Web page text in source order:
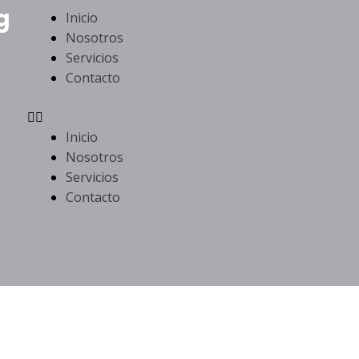
Inicio
Nosotros
Servicios
Contacto
Menu
Inicio
Nosotros
Servicios
Contacto